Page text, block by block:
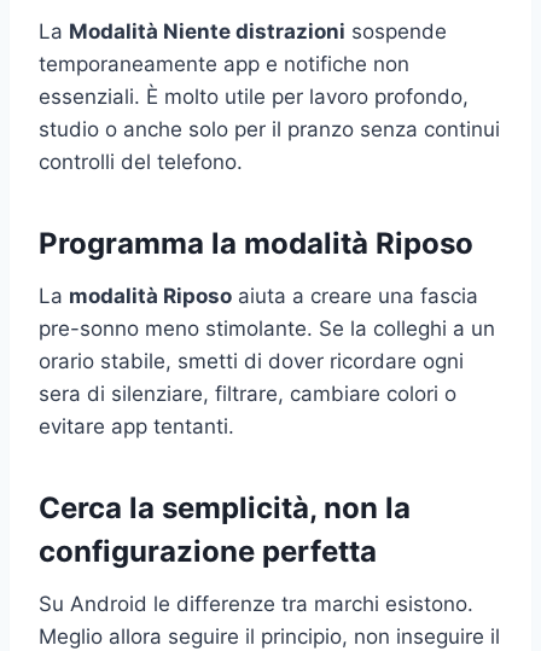
La Modalità Niente distrazioni sospende
temporaneamente app e notifiche non
essenziali. È molto utile per lavoro profondo,
studio o anche solo per il pranzo senza continui
controlli del telefono.
Programma la modalità Riposo
La modalità Riposo aiuta a creare una fascia
pre-sonno meno stimolante. Se la colleghi a un
orario stabile, smetti di dover ricordare ogni
sera di silenziare, filtrare, cambiare colori o
evitare app tentanti.
Cerca la semplicità, non la
configurazione perfetta
Su Android le differenze tra marchi esistono.
Meglio allora seguire il principio, non inseguire il